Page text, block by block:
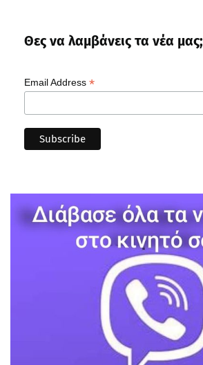
Θες να λαμβάνεις τα νέα μας;
Email Address *